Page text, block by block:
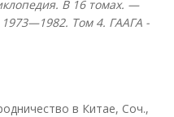
В 16 томах. —
Том 4. ГААГА -
в Китае, Соч.,